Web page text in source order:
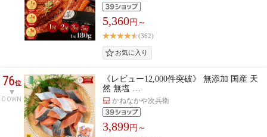
5,360円～
(362)
76位
DOWN
《レビュー12,000件突破》 無添加 国産 天
然 無塩 …
かねなかや次兵衛
3,899円～